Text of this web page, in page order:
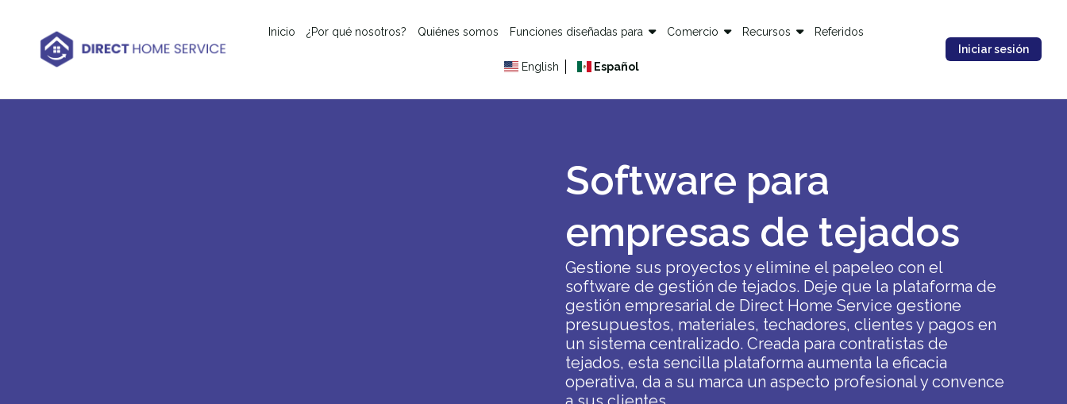
Inicio ¿Por qué nosotros? Quiénes somos Funciones diseñadas para Comercio Recursos Referidos
English Español
Iniciar sesión
Software para
empresas de tejados
Gestione sus proyectos y elimine el papeleo con el
software de gestión de tejados. Deje que la plataforma de
gestión empresarial de Direct Home Service gestione
presupuestos, materiales, techadores, clientes y pagos en
un sistema centralizado. Creada para contratistas de
tejados, esta sencilla plataforma aumenta la eficacia
operativa, da a su marca un aspecto profesional y convence